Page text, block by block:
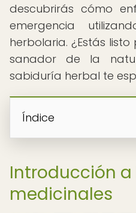
descubrirás cómo
emergencia
herbolaria. ¿Estás
sanador de la
sabiduría herbal te
Índice
Introducción
medicinales